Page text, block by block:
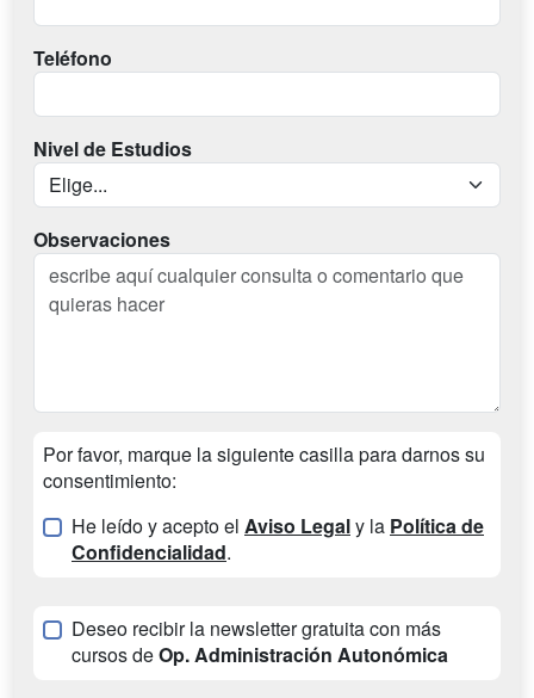
Teléfono
Nivel de Estudios
Observaciones
Por favor, marque la siguiente casilla para darnos su
consentimiento:
He leído y acepto el Aviso Legaly la Política de
Confidencialidad.
Deseo recibir la newsletter gratuita con más
cursos deOp. Administración Autonómica